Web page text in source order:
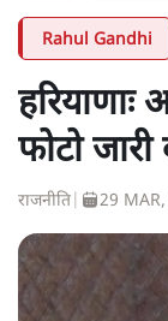
Rahul Gandhi
फोटो
राजनीति 29